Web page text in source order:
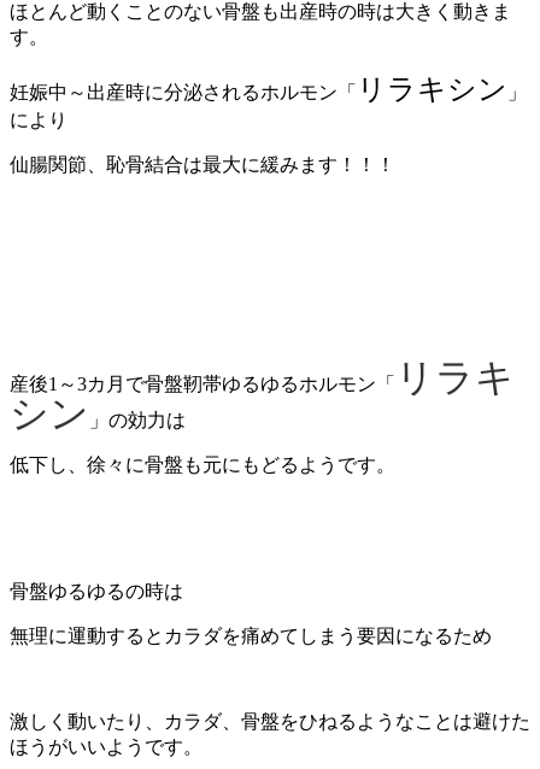
ほとんど動くことのない骨盤も出産時の時は大きく動きま
す。
妊娠中～出産時に分泌されるホルモン「 リラキシン 」
により
仙腸関節、恥骨結合は最大に緩みます！！！
産後1～3カ月で骨盤靭帯ゆるゆるホルモン「 リラキ
シン 」の効力は
低下し、徐々に骨盤も元にもどるようです。
骨盤ゆるゆるの時は
無理に運動するとカラダを痛めてしまう要因になるため
激しく動いたり、カラダ、骨盤をひねるようなことは避けた
ほうがいいようです。